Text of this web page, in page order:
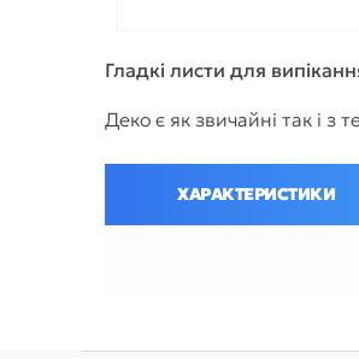
Гладкі листи для
Деко є як звичайні так і
ХАРАКТЕРИСТИКИ